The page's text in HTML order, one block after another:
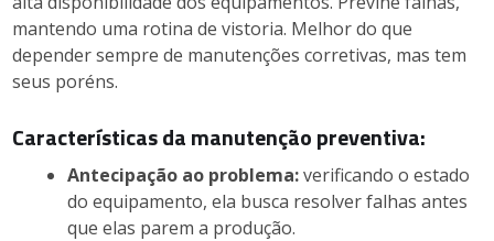
mantendo uma rotina de vistoria. Melhor do que
depender sempre de manutenções corretivas, mas tem
seus poréns.
Características da manutenção preventiva:
Antecipação ao problema:verificando o estado
do equipamento, ela busca resolver falhas antes
que elas parem a produção.